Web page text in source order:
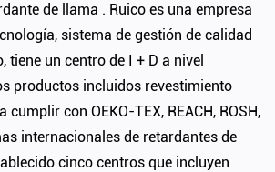
de llama . Ruico es una empresa
sistema de gestión de calidad
tiene un centro de I + D a nivel
productos incluidos revestimiento
cumplir con OEKO-TEX, REACH, ROSH,
internacionales de retardantes de
cinco centros que incluyen